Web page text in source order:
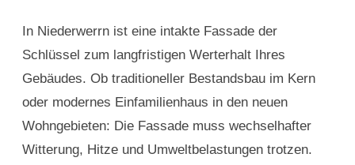
In Niederwerrn ist eine intakte Fassade der
Schlüssel zum langfristigen Werterhalt Ihres
Gebäudes. Ob traditioneller Bestandsbau im Kern
oder modernes Einfamilienhaus in den neuen
Wohngebieten: Die Fassade muss wechselhafter
Witterung, Hitze und Umweltbelastungen trotzen.